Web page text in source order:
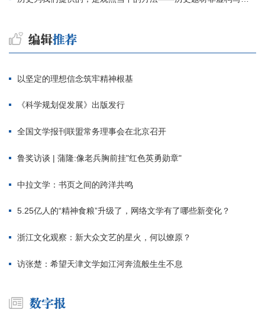
以坚定的理想信念筑牢精神根基
《科学规划促发展》出版发行
全国文学报刊联盟常务理事会在北京召开
鲁奖访谈 | 蒲隆:像老兵胸前挂"红色英勇勋章"
中拉文学：书页之间的跨洋共鸣
5.25亿人的“精神食粮”升级了，网络文学有了哪些新变化？
浙江文化观察：新大众文艺的星火，何以燎原？
访张楚：希望天津文学如江河奔流般生生不息